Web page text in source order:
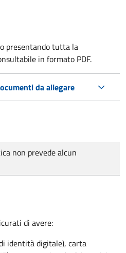
presentando tutta la
in formato PDF.
da allegare
non prevede alcun
di avere:
identità digitale), carta